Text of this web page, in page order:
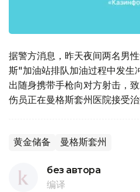
据警方消息，昨天夜间两名男
斯"加油站排队加油过程中发生
出随身携带手枪向对方射击，
伤员正在曼格斯套州医院接受
黄金储备 曼格斯套州
без автора
编译